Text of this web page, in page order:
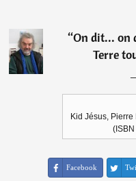
“On dit... on
Terre
Kid Jésus,
Facebook